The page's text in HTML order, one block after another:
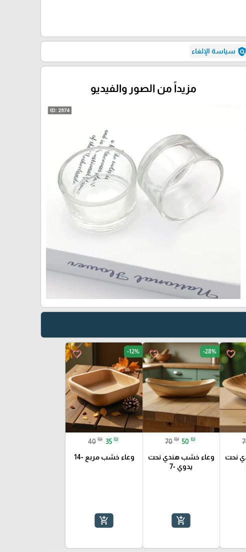
policy سياسة الإلغاء
مزيداً من الصور والفيديو
favorite_border
نحت
favorite_border -28%
70 ₪ 50 ₪
وعاء خشب هندي نحت
يدوي -7
add_shopping_cart
favorite_border -12%
40 ₪ 35 ₪
وعاء خشب مربع -14
add_shopping_cart